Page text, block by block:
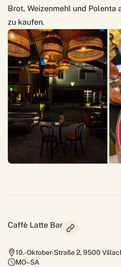
Brot, Weizenmehl und Polenta
zu kaufen.
Caffè Latte Bar
10.-Oktober-Straße 2,9500
MO–SA